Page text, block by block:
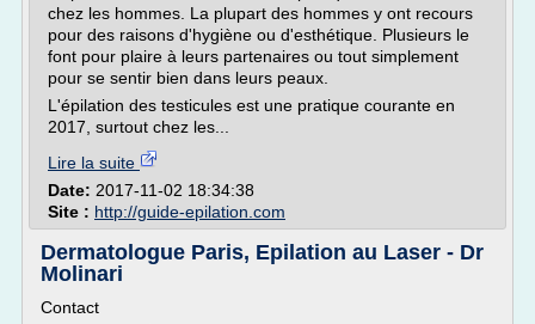
chez les hommes. La plupart des hommes y ont recours
pour des raisons d'hygiène ou d'esthétique. Plusieurs le
font pour plaire à leurs partenaires ou tout simplement
pour se sentir bien dans leurs peaux.
L'épilation des testicules est une pratique courante en
2017, surtout chez les...
Lire la suite
Date: 2017-11-02 18:34:38
Site : http://guide-epilation.com
Dermatologue Paris, Epilation au Laser - Dr
Molinari
Contact